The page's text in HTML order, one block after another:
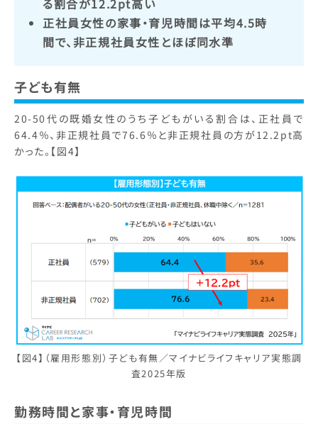
る割合が12.2pt高い
正社員女性の家事・育児時間は平均4.5時
間で、非正規社員女性とほぼ同水準
子ども有無
20-50代の既婚女性のうち子どもがいる割合は、正社員で
64.4％、非正規社員で76.6％と非正規社員の方が12.2pt高
かった。【図4】
【図4】（雇用形態別）子ども有無／マイナビライフキャリア実態調
査2025年版
勤務時間と家事・育児時間